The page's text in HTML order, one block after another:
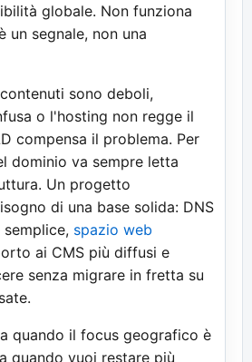
globale. Non funziona
un segnale, non una
sono deboli,
o l'hosting non regge il
compensa il problema. Per
dominio va sempre letta
Un progetto
di una base solida: DNS
spazio web
ai CMS più diffusi e
senza migrare in fretta su
quando il focus geografico è
quando vuoi restare più